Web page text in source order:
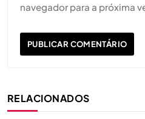
navegador para a próxima
RELACIONADOS